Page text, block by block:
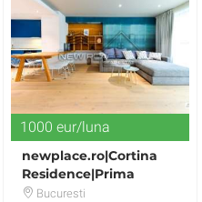
1000 eur/luna
newplace.ro|Cortina
Residence|Prima
inchiriere|Apartament
Bucuresti